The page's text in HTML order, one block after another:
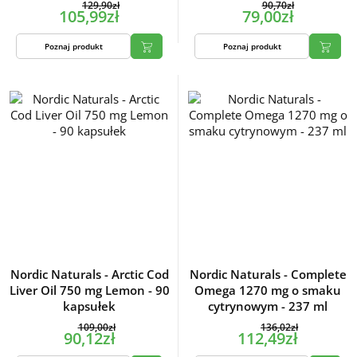
129,90zł
105,99zł
Poznaj produkt
90,70zł
79,00zł
Poznaj produkt
Nordic Naturals - Arctic Cod
Liver Oil 750 mg Lemon - 90
kapsułek
109,00zł
90,12zł
Nordic Naturals - Complete
Omega 1270 mg o smaku
cytrynowym - 237 ml
136,02zł
112,49zł